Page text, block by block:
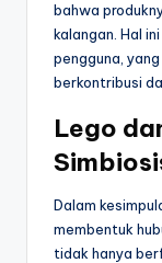
bahwa
kalangan. Hal
pengguna,
berkontribusi
Lego
Dalam
membentuk
tidak hanya